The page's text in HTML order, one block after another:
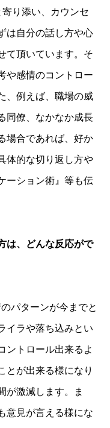
り添い、カウンセ
は自分の話し方や心
て頂いています。そ
や感情のコントロー
、例えば、職場の威
同僚、なかなか成長
場合であれば、好か
体的な切り返し方や
ーション術』等も伝
は、どんな反応がで
パターンが今までと
イラや落ち込みとい
ントロール出来るよ
とが出来る様になり
が激減します。ま
意見が言える様にな